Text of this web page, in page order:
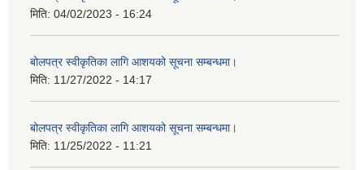
मिति: 04/02/2023 - 16:24
बोलपत्र स्वीकृतिका लागि आशयको सूचना सम्बन्धमा।
मिति: 11/27/2022 - 14:17
बोलपत्र स्वीकृतिका लागि आशयको सूचना सम्बन्धमा।
मिति: 11/25/2022 - 11:21